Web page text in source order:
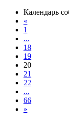
Календарь
«
1
...
18
19
20
21
22
...
66
»